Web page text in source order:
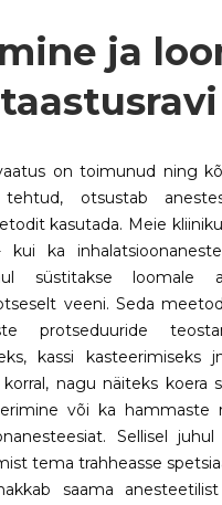
ja
taastusravi
on toimunud ning
otsustab
kasutada. Meie
kui ka
süstitakse loomale
veeni. Seda
protseduuride
kassi kasteerimiseks
nagu näiteks koera
või ka hammaste
Sellisel
tema trahheasse
saama